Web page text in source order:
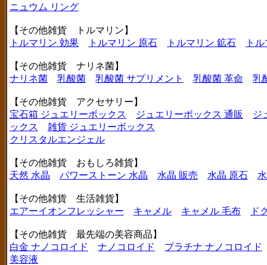
ニュウム リング
【その他雑貨 トルマリン】
トルマリン 効果
トルマリン 原石 トルマリン 鉱石 ト
【その他雑貨 ナリネ菌】
ナリネ菌
乳酸菌 乳酸菌 サプリメント 乳酸菌 革命 乳
【その他雑貨 アクセサリー】
宝石箱 ジュエリーボックス
ジュエリーボックス 通販
ジ
ックス
雑貨 ジュエリーボックス
クリスタルエンジェル
【その他雑貨 おもしろ雑貨】
天然 水晶
パワーストーン 水晶 水晶 販売 水晶 原石
【その他雑貨 生活雑貨】
エアーイオンフレッシャー
キャメル キャメル 毛布 ド
【その他雑貨 最先端の美容商品】
白金 ナノコロイド
ナノコロイド
プラチナ ナノコロイド
美容液